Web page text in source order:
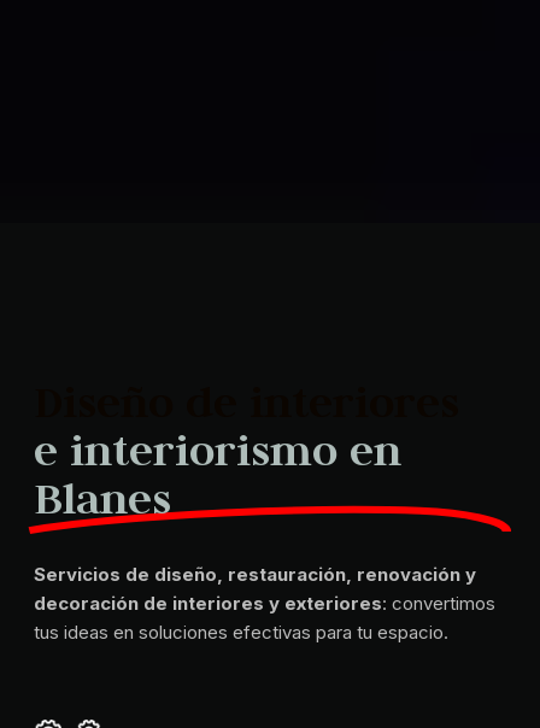
e interiorismo en
Blanes
Servicios de diseño, restauración, renovación y
decoración de interiores y exteriores: convertimos
tus ideas en soluciones efectivas para tu espacio.